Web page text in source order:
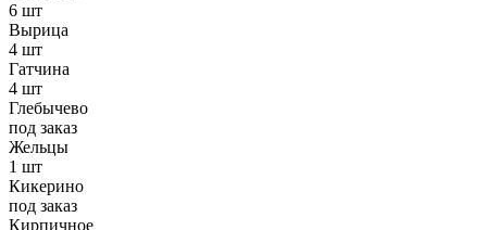
6 шт
Вырица
4 шт
Гатчина
4 шт
Глебычево
под заказ
Жельцы
1 шт
Кикерино
под заказ
Кирпичное